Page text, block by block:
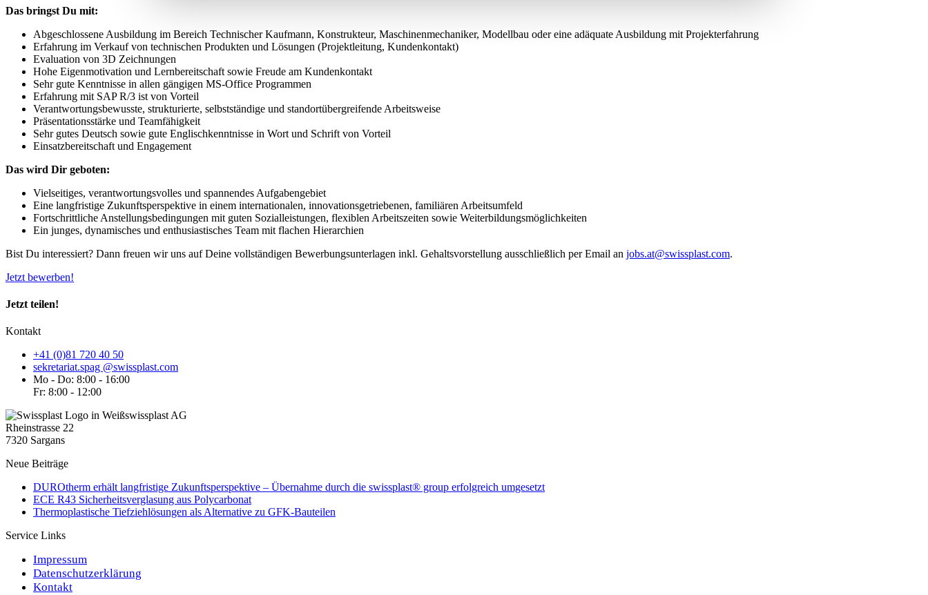
Das bringst Du mit:
Abgeschlossene Ausbildung im Bereich Technischer Kaufmann, Konstrukteur, Maschinenmechaniker, Modellbau oder eine adäquate Ausbildung mit Projekterfahrung
Erfahrung im Verkauf von technischen Produkten und Lösungen (Projektleitung, Kundenkontakt)
Evaluation von 3D Zeichnungen
Hohe Eigenmotivation und Lernbereitschaft sowie Freude am Kundenkontakt
Sehr gute Kenntnisse in allen gängigen MS-Office Programmen
Erfahrung mit SAP R/3 ist von Vorteil
Verantwortungsbewusste, strukturierte, selbstständige und standortübergreifende Arbeitsweise
Präsentationsstärke und Teamfähigkeit
Sehr gutes Deutsch sowie gute Englischkenntnisse in Wort und Schrift von Vorteil
Einsatzbereitschaft und Engagement
Das wird Dir geboten:
Vielseitiges, verantwortungsvolles und spannendes Aufgabengebiet
Eine langfristige Zukunftsperspektive in einem internationalen, innovationsgetriebenen, familiären Arbeitsumfeld
Fortschrittliche Anstellungsbedingungen mit guten Sozialleistungen, flexiblen Arbeitszeiten sowie Weiterbildungsmöglichkeiten
Ein junges, dynamisches und enthusiastisches Team mit flachen Hierarchien
Bist Du interessiert? Dann freuen wir uns auf Deine vollständigen Bewerbungsunterlagen inkl. Gehaltsvorstellung ausschließlich per Email an jobs.at@swissplast.com.
Jetzt bewerben!
Jetzt teilen!
Kontakt
+41 (0)81 720 40 50
sekretariat.spag @swissplast.com
Mo - Do: 8:00 - 16:00
Fr: 8:00 - 12:00
swissplast AG
Rheinstrasse 22
7320 Sargans
Neue Beiträge
DUROtherm erhält langfristige Zukunftsperspektive – Übernahme durch die swissplast® group erfolgreich umgesetzt
ECE R43 Sicherheitsverglasung aus Polycarbonat
Thermoplastische Tiefziehlösungen als Alternative zu GFK-Bauteilen
Service Links
Impressum
Datenschutzerklärung
Kontakt